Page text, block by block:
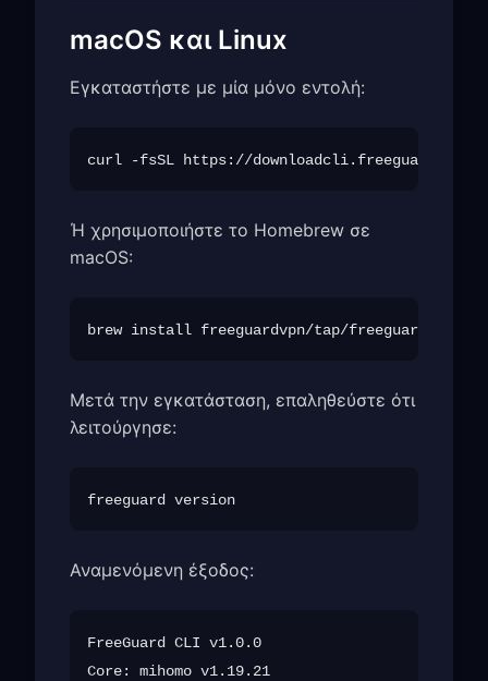
macOS και Linux
Εγκαταστήστε με μία μόνο εντολή:
Ή χρησιμοποιήστε το Homebrew σε
macOS:
Μετά την εγκατάσταση, επαληθεύστε ότι
λειτούργησε:
Αναμενόμενη έξοδος:
FreeGuard CLI v1.0.0
Core: mihomo v1.19.21